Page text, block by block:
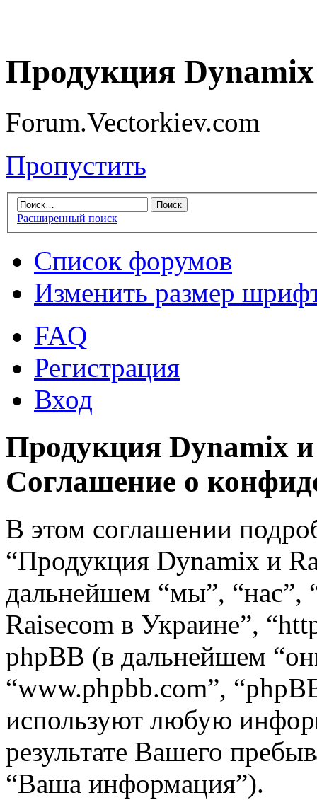
Продукция
Forum.Vectorkiev.com
Пропустить
Расширенный поиск
Список форумов
Изменить размер
FAQ
Регистрация
Вход
Продукция Dynamix
Соглашение о
В этом соглашении
“Продукция Dynamix и
дальнейшем “мы”,
Raisecom в Украине”,
phpBB (в дальнейшем
“www.phpbb.com”,
используют любую
результате Вашего
“Ваша информация”).